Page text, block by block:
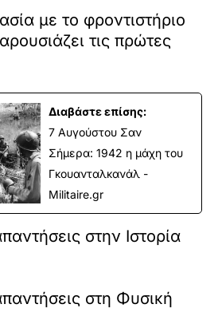
με το φροντιστήριο
τις πρώτες
Διαβάστε επίσης:
7 Αυγούστου Σαν
Σήμερα: 1942 η μάχη του
Γκουανταλκανάλ -
Militaire.gr
στην Ιστορία
στη Φυσική